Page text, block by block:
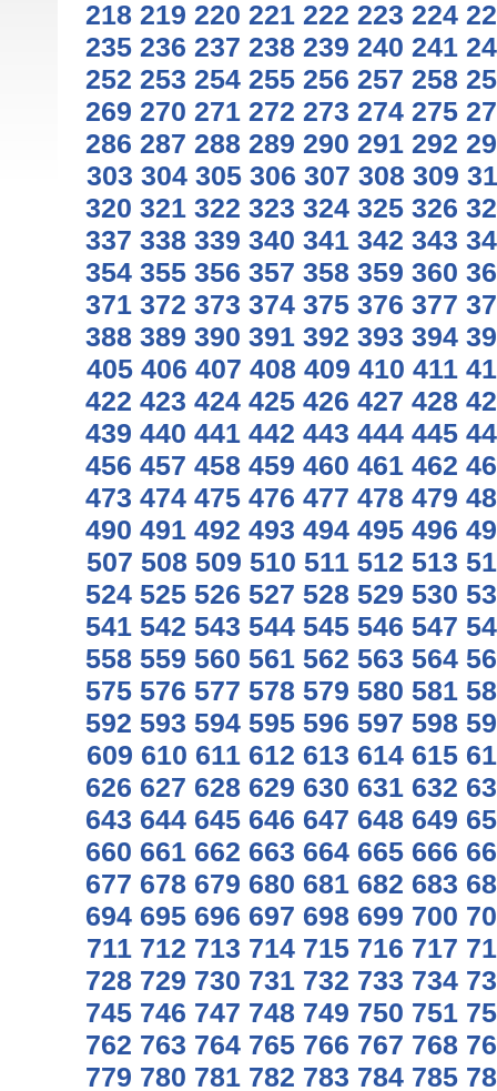
218 219 220 221 222 223 224
235 236 237 238 239 240 241
252 253 254 255 256 257 258
269 270 271 272 273 274 275
286 287 288 289 290 291 292
303 304 305 306 307 308 309
320 321 322 323 324 325 326
337 338 339 340 341 342 343
354 355 356 357 358 359 360
371 372 373 374 375 376 377
388 389 390 391 392 393 394
405 406 407 408 409 410 411
422 423 424 425 426 427 428
439 440 441 442 443 444 445
456 457 458 459 460 461 462
473 474 475 476 477 478 479
490 491 492 493 494 495 496
507 508 509 510 511 512 513
524 525 526 527 528 529 530
541 542 543 544 545 546 547
558 559 560 561 562 563 564
575 576 577 578 579 580 581
592 593 594 595 596 597 598
609 610 611 612 613 614 615
626 627 628 629 630 631 632
643 644 645 646 647 648 649
660 661 662 663 664 665 666
677 678 679 680 681 682 683
694 695 696 697 698 699 700
711 712 713 714 715 716 717
728 729 730 731 732 733 734
745 746 747 748 749 750 751
762 763 764 765 766 767 768
779 780 781 782 783 784 785